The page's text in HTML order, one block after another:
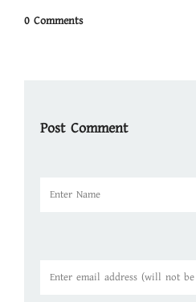
0 Comments
Post Comment